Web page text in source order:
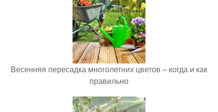
Весенняя пересадка многолетних цветов – когда и как
правильно